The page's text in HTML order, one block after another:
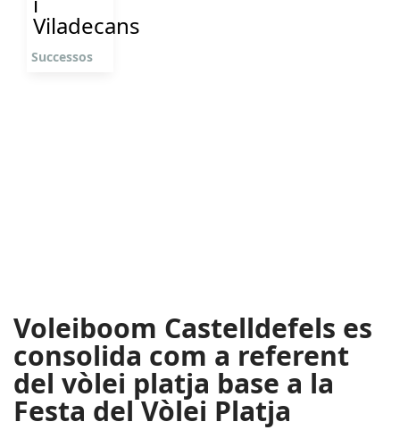
Viladecans
Successos
Voleiboom Castelldefels es
consolida com a referent
del vòlei platja base a la
Festa del Vòlei Platja